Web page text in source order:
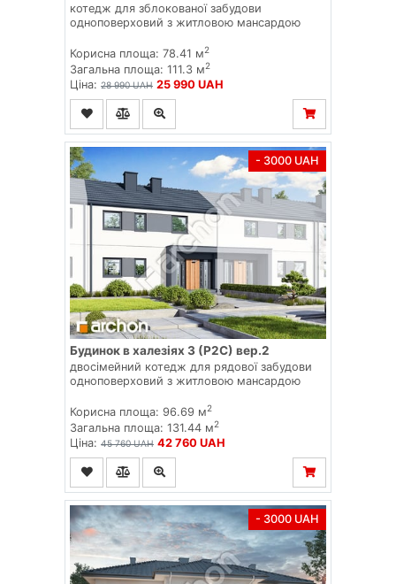
котедж для зблокованої забудови
одноповерховий з житловою мансардою
Корисна площа: 78.41 м2
Загальна площа: 111.3 м2
Ціна: 28 990 UAH 25 990 UAH
- 3000 UAH
Будинок в халезіях 3 (Р2С) вер.2
двосімейний котедж для рядової забудови
одноповерховий з житловою мансардою
Корисна площа: 96.69 м2
Загальна площа: 131.44 м2
Ціна: 45 760 UAH 42 760 UAH
- 3000 UAH